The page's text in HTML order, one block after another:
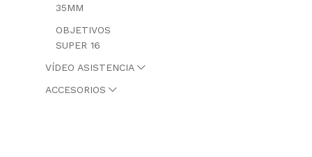
35MM
OBJETIVOS
SUPER 16
VÍDEO ASISTENCIA
ACCESORIOS